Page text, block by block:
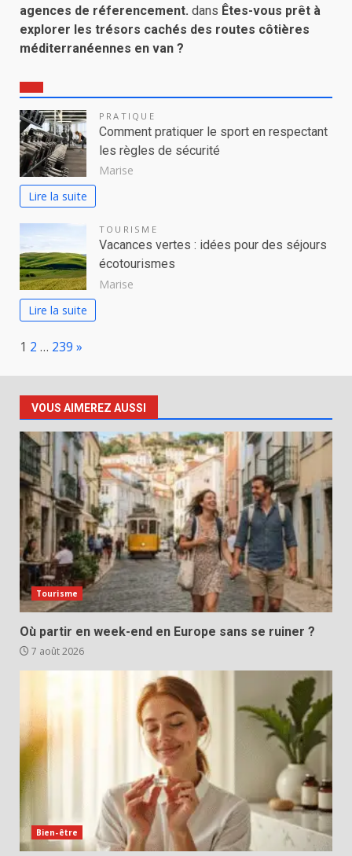
agences de réferencement. dans Êtes-vous prêt à
explorer les trésors cachés des routes côtières
méditerranéennes en van ?
PRATIQUE
Comment pratiquer le sport en respectant
les règles de sécurité
Marise
Lire la suite
TOURISME
Vacances vertes : idées pour des séjours
écotourismes
Marise
Lire la suite
Page:
1 2 … 239 Next
»
VOUS AIMEREZ AUSSI
Tourisme
Où partir en week-end en Europe sans se ruiner ?
7 août 2026
Bien-être